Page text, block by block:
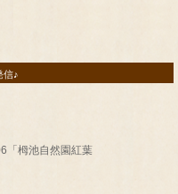
信♪
「栂池自然園紅葉